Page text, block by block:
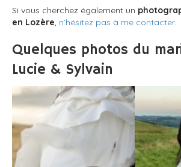
Si vous cherchez également un
en Lozère, n’hésitez pas à me contacter.
Quelques photos du
Lucie & Sylvain